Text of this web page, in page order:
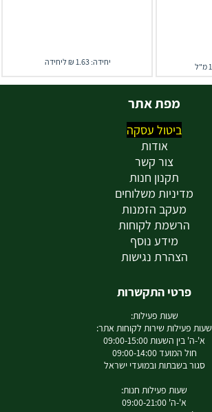
יחידה: 1.63 ₪ ליחידה
מפת אתר
ביטול עסקה
אודות
צור קשר
תקנון חנות
מדיניות משלוחים
מעקב הזמנות
הרשמת לקוחות
מידע נוסף
הצהרת נגישות
פרטי התקשרות
שעות פעילות:
שעות פעילות שירות לקוחות אתר:
א'-ה' בין השעות 09:00-15:00
חול המועד 09:00-14:00
סגור בשבתות ובמועדי ישראל
שעות פעילות חנות:
א'-ה' 09:00-21:00